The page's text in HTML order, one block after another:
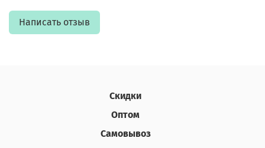
Написать отзыв
Скидки
Оптом
Самовывоз